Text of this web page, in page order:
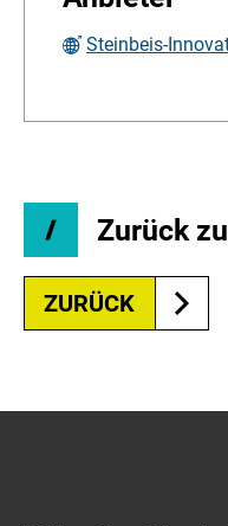
Steinbeis-
Zurück
ZURÜCK